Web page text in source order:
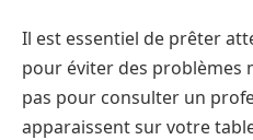
Il est essentiel de prêter
pour éviter des problèmes
pas pour consulter un
apparaissent sur votre